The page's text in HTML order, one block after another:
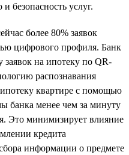
безопасность услуг.
более 80% заявок
цифрового профиля. Банк
заявок на ипотеку по QR-
распознавания
квартире с помощью
банка менее чем за минуту
Это минимизирует влияние
кредита
информации о предмете